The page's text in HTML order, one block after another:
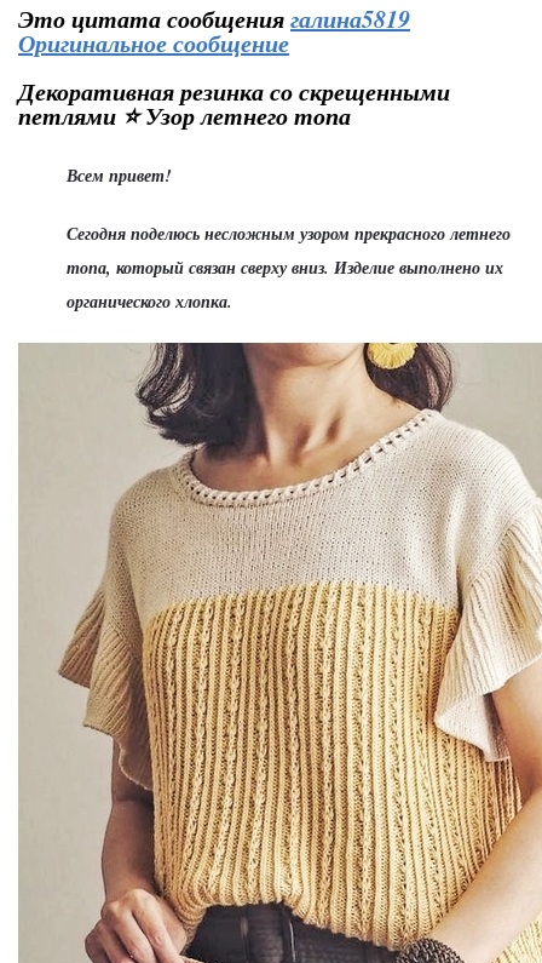
Это цитата сообщениягалина5819
Оригинальное сообщение
Декоративная резинка со скрещенными
петлями ⭐ Узор летнего топа
Всем привет!
Сегодня поделюсь несложным узором прекрасного летнего
топа, который связан сверху вниз. Изделие выполнено их
органического хлопка.